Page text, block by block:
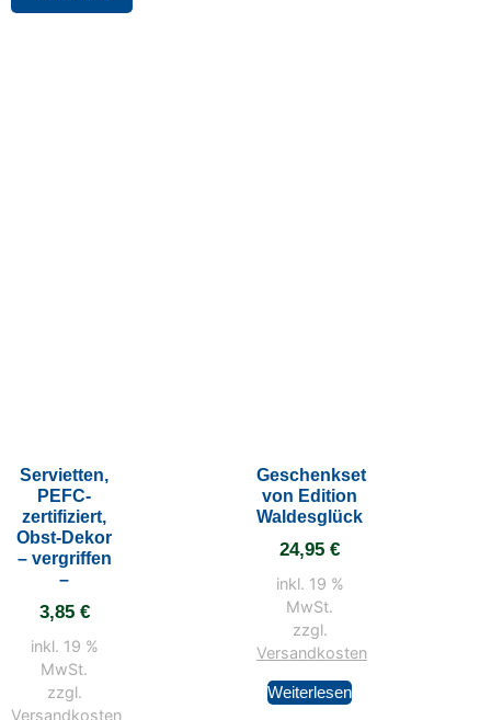
Servietten,
PEFC-
zertifiziert,
Obst-Dekor
– vergriffen
–
3,85 €
inkl. 19 %
MwSt.
zzgl.
Versandkosten
Geschenkset
von Edition
Waldesglück
24,95€
inkl. 19 %
MwSt.
zzgl.
Versandkosten
Weiterlesen